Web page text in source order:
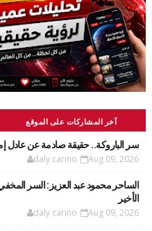
آخر المشاركات على الموقع
سر الباروكة.. حقيقة صادمة عن عادل
daly carino Aug 09, 2026
الساحر محمود عبد العزيز: السر
الأخير
daly carino Aug 09, 2026